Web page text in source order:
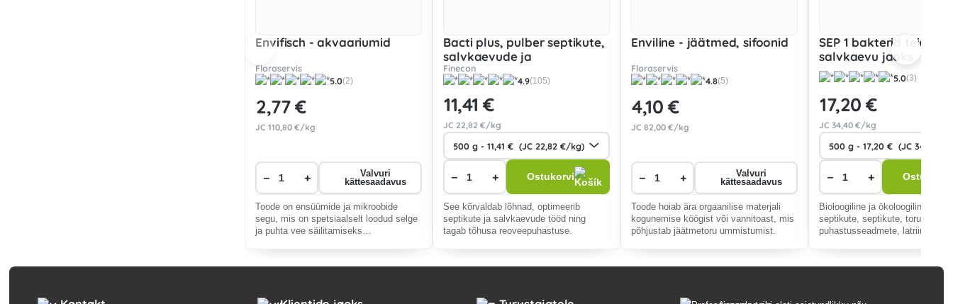
Envifisch - akvaariumid
Floraservis
5.0(2)
2,77 €
JC110,80 €/kg
− +
Valvuri
kättesaadavus
Toode on ensüümide ja mikroobide
segu, mis on spetsiaalselt loodud selge
ja puhta vee säilitamiseks
Bacti plus, pulber septikute,
salvkaevude ja
reoveepuhastusjaamade
jaoks
Finecon
4.9(105)
11,41 €
JC 22,82 €/kg
− + Ostukorvi
See kõrvaldab lõhnad, optimeerib
septikute ja salvkaevude tööd ning
tagab tõhusa reoveepuhastuse.
Enviline - jäätmed, sifoonid
Floraservis
4.8(5)
4,10 €
JC82,00 €/kg
− +
Valvuri
kättesaadavus
Toode hoiab ära orgaanilise materjali
kogunemise köögist või vannitoast, mis
põhjustab jäätmetoru ummistumist.
SEP 1 bakterid teie
salvkaevu jaoks
5.0(3)
17,20 €
JC34,40 €/kg
− + Ostukorvi
Bioloogiline ja ökoloogiline
septikute, septikute, torustike ja
puhastusseadmete, latriinide